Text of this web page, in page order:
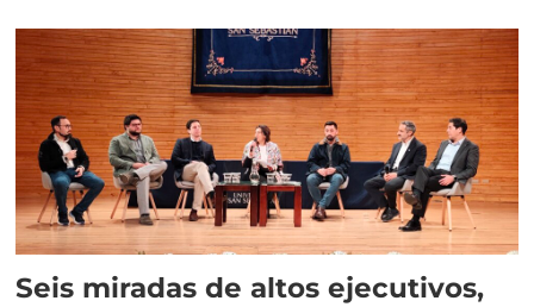
Seis miradas de altos ejecutivos,